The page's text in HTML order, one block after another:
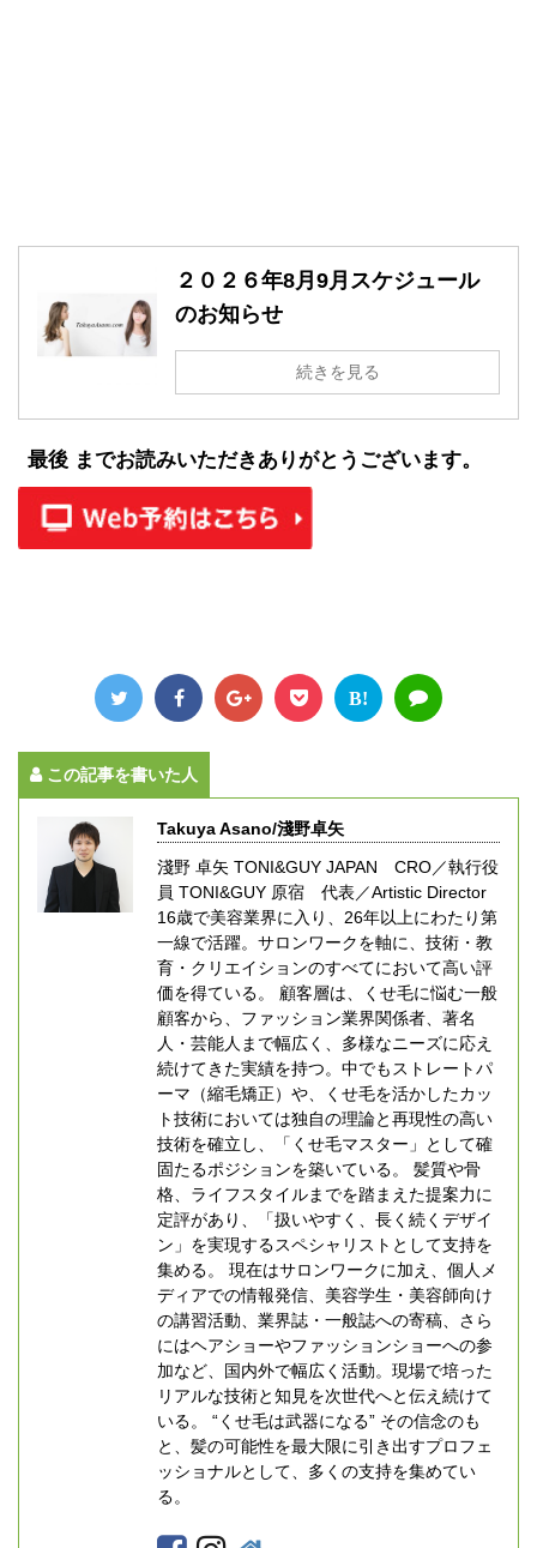
２０２６年8月9月スケジュール
のお知らせ
続きを見る
最後 までお読みいただきありがとうございます。
B!
この記事を書いた人
Takuya Asano/淺野卓矢
淺野 卓矢 TONI&GUY JAPAN CRO／執行役
員 TONI&GUY 原宿 代表／Artistic Director
16歳で美容業界に入り、26年以上にわたり第
一線で活躍。サロンワークを軸に、技術・教
育・クリエイションのすべてにおいて高い評
価を得ている。 顧客層は、くせ毛に悩む一般
顧客から、ファッション業界関係者、著名
人・芸能人まで幅広く、多様なニーズに応え
続けてきた実績を持つ。中でもストレートパ
ーマ（縮毛矯正）や、くせ毛を活かしたカッ
ト技術においては独自の理論と再現性の高い
技術を確立し、「くせ毛マスター」として確
固たるポジションを築いている。 髪質や骨
格、ライフスタイルまでを踏まえた提案力に
定評があり、「扱いやすく、長く続くデザイ
ン」を実現するスペシャリストとして支持を
集める。 現在はサロンワークに加え、個人メ
ディアでの情報発信、美容学生・美容師向け
の講習活動、業界誌・一般誌への寄稿、さら
にはヘアショーやファッションショーへの参
加など、国内外で幅広く活動。現場で培った
リアルな技術と知見を次世代へと伝え続けて
いる。 “くせ毛は武器になる” その信念のも
と、髪の可能性を最大限に引き出すプロフェ
ッショナルとして、多くの支持を集めてい
る。